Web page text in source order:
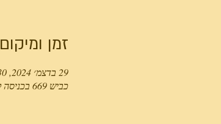
זמן ומיקום
29 בדצמ׳ 2024, 18:30 – 20:30 GMT‎+2‎
כביש 669 בכניסה לגן השלושה., פארק המעיינות, כביש 669 בכניסה לגן השלושה., ישראל